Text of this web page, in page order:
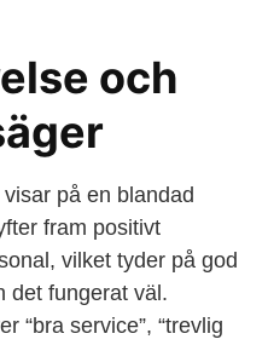
och
på en blandad
fram positivt
vilket tyder på god
det fungerat väl.
“bra service”, “trevlig